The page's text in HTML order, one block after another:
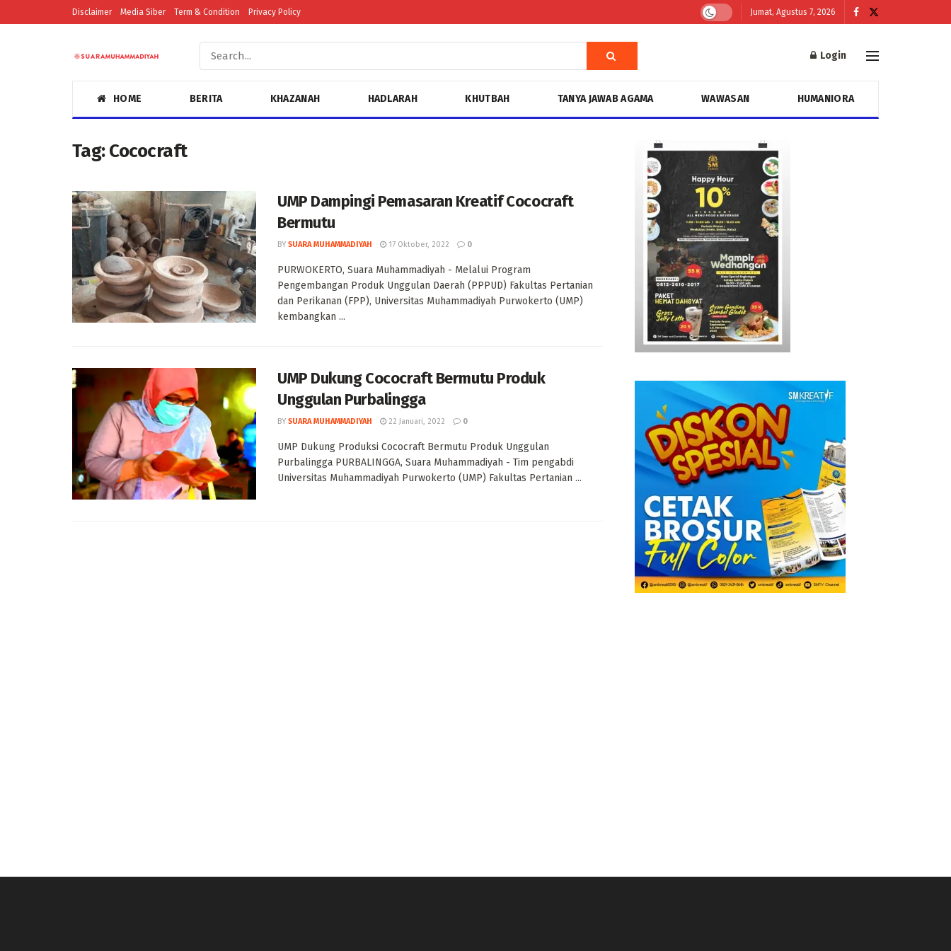
Disclaimer Media Siber Term & Condition Privacy Policy Jumat, Agustus 7, 2026
Login
HOME BERITA KHAZANAH HADLARAH KHUTBAH TANYA JAWAB AGAMA WAWASAN HUMANIORA
Tag:Cococraft
UMP Dampingi Pemasaran Kreatif Cococraft
Bermutu
BY SUARA MUHAMMADIYAH 17 Oktober, 2022 0
PURWOKERTO, Suara Muhammadiyah - Melalui Program
Pengembangan Produk Unggulan Daerah (PPPUD) Fakultas Pertanian
dan Perikanan (FPP), Universitas Muhammadiyah Purwokerto (UMP)
kembangkan ...
UMP Dukung Cococraft Bermutu Produk
Unggulan Purbalingga
BY SUARA MUHAMMADIYAH 22 Januari, 2022 0
UMP Dukung Produksi Cococraft Bermutu Produk Unggulan
Purbalingga PURBALINGGA, Suara Muhammadiyah - Tim pengabdi
Universitas Muhammadiyah Purwokerto (UMP) Fakultas Pertanian ...